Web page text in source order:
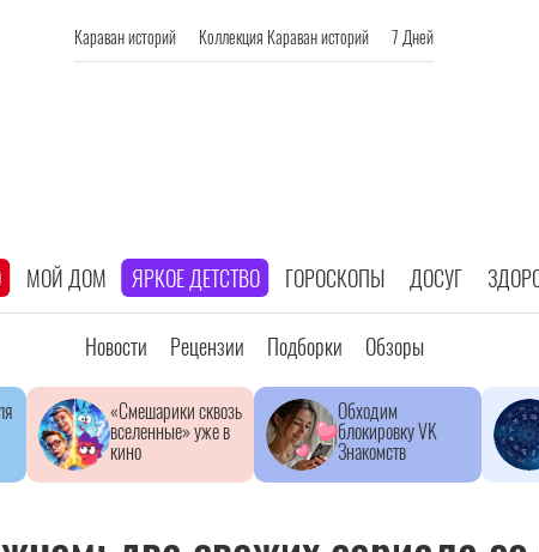
Караван историй Коллекция Караван историй 7 Дней
МОЙ ДОМ ЯРКОЕ ДЕТСТВО ГОРОСКОПЫ ДОСУГ
Новости Рецензии Подборки Обзоры
«Смешарики сквозь
вселенные» уже в
кино
Обходим
блокировку VK
Знакомств